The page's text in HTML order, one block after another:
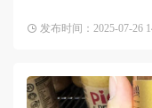
里面是花生颗粒跟巧
发布时间：2025-07-26